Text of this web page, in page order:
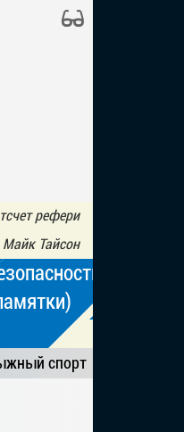
рефери
Майк Тайсон
спорт